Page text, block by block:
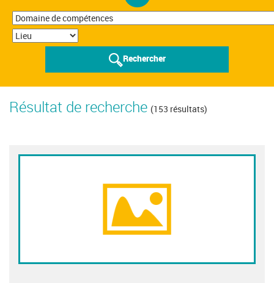
Rechercher
Résultat de recherche (153 résultats)